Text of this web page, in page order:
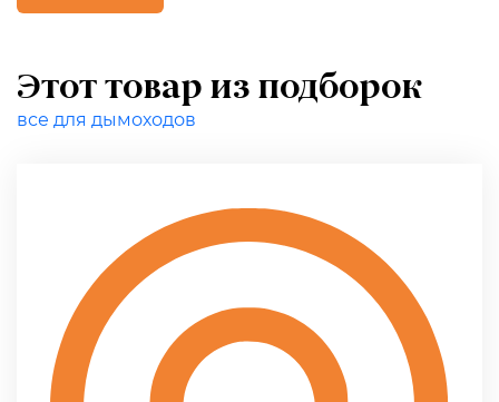
Этот товар из подборок
все для дымоходов